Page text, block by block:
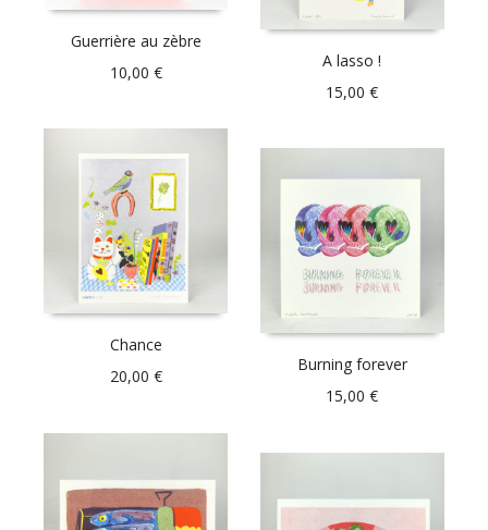
Guerrière au zèbre
10,00 €
A lasso !
15,00€
Chance
20,00 €
Burning forever
15,00€